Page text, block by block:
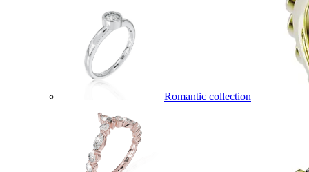
Romantic collection